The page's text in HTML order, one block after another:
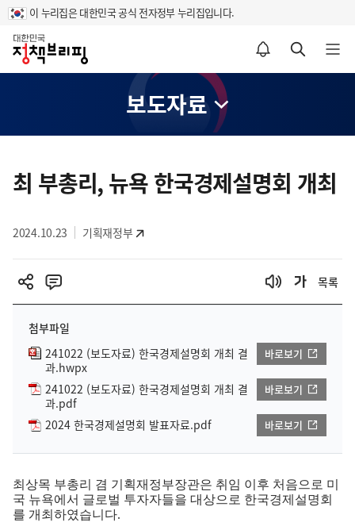
이 누리집은 대한민국 공식 전자정부 누리집입니다.
홈
알림설정 바로가기 검색 바로가기 메뉴 열기
보도자료
텐
츠
역
최 부총리, 뉴욕 한국경제설명회 개최
2024.10.23 기획재정부
목록
첨부파일
241022 (보도자료) 한국경제설명회 개최 결
과.hwpx
바로보기
241022 (보도자료) 한국경제설명회 개최 결
과.pdf
바로보기
2024 한국경제설명회 발표자료.pdf 바로보기
최상목 부총리 겸 기획재정부장관은 취임 이후 처음으로 미
국 뉴욕에서 글로벌 투자자들을 대상으로 한국경제설명회
를 개최하였습니다.